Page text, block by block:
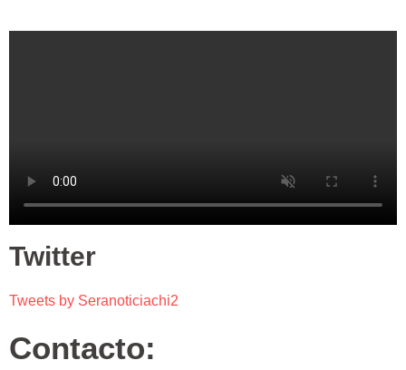
Twitter
Tweets by Seranoticiachi2
Contacto: